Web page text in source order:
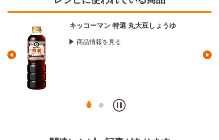
キッコーマン 特選 丸大豆しょうゆ
商品情報を見る